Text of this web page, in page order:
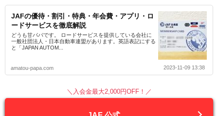
JAFの優待・割引・特典・年会費・アプリ・ロ
ードサービスを徹底解説
どうも甘パパです。 ロードサービスを提供している会社に
一般社団法人・日本自動車連盟があります。英語表記にする
と「JAPAN AUTOM...
amatou-papa.com 2023-11-09 13:38
＼入会金最大2,000円OFF！／